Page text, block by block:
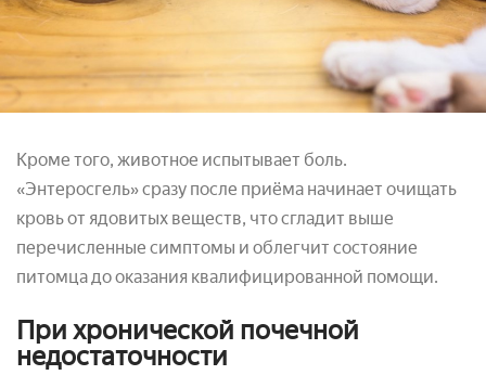
Кроме того, животное испытывает боль.
«Энтеросгель» сразу после приёма начинает очищать
кровь от ядовитых веществ, что сгладит выше
перечисленные симптомы и облегчит состояние
питомца до оказания квалифицированной помощи.
При хронической почечной
недостаточности